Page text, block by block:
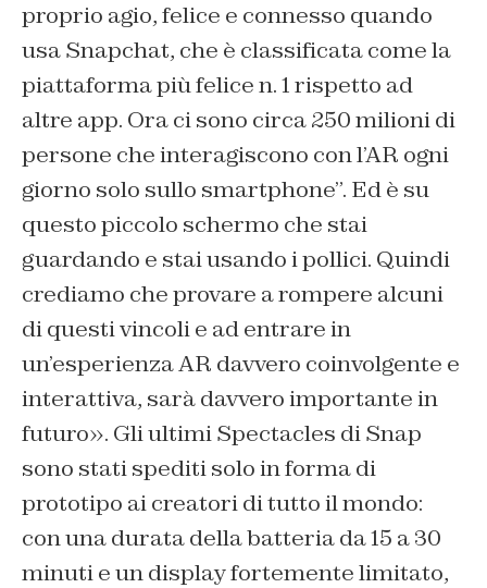
proprio agio, felice e connesso quando
usa Snapchat, che è classificata come la
piattaforma più felice n. 1 rispetto ad
altre app. Ora ci sono circa 250 milioni di
persone che interagiscono con l’AR ogni
giorno solo sullo smartphone”. Ed è su
questo piccolo schermo che stai
guardando e stai usando i pollici. Quindi
crediamo che provare a rompere alcuni
di questi vincoli e ad entrare in
un’esperienza AR davvero coinvolgente e
interattiva, sarà davvero importante in
futuro». Gli ultimi Spectacles di Snap
sono stati spediti solo in forma di
prototipo ai creatori di tutto il mondo:
con una durata della batteria da 15 a 30
minuti e un display fortemente limitato,